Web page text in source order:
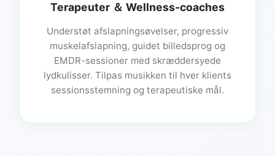
Terapeuter ＆ Wellness-coaches
Understøt afslapningsøvelser, progressiv
muskelafslapning, guidet billedsprog og
EMDR-sessioner med skræddersyede
lydkulisser. Tilpas musikken til hver klients
sessionsstemning og terapeutiske mål.